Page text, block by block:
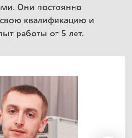
Они постоянно
квалификацию и
работы от 5 лет.